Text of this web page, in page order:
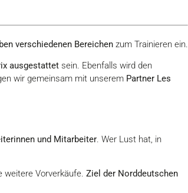
verschiedenen Bereichen zum Trainieren ein.
ausgestattet sein. Ebenfalls wird den
wir gemeinsam mit unserem Partner Les
und Mitarbeiter. Wer Lust hat, in
weitere Vorverkäufe. Ziel der Norddeutschen